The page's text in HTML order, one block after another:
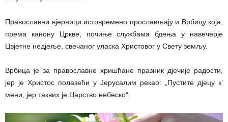
Православни вјерници истовремено прослављају и Врбицу која,
према канону Цркве, почиње службама бдења у навечерје
Цвјетне нед‌јеље, свечаног уласка Христовог у Свету земљу.
Врбица је за православне хришћане празник д‌јечије радости,
јер је Христос полазећи у Јерусалим рекао: „Пустите д‌јецу к’
мени, јер таквих је Царство небеско“.